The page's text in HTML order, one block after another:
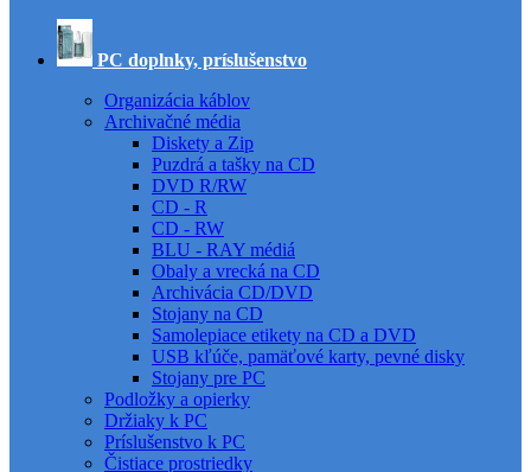
PC doplnky, príslušenstvo
Organizácia káblov
Archivačné média
Diskety a Zip
Puzdrá a tašky na CD
DVD R/RW
CD - R
CD - RW
BLU - RAY médiá
Obaly a vrecká na CD
Archivácia CD/DVD
Stojany na CD
Samolepiace etikety na CD a DVD
USB kľúče, pamäťové karty, pevné disky
Stojany pre PC
Podložky a opierky
Držiaky k PC
Príslušenstvo k PC
Čistiace prostriedky